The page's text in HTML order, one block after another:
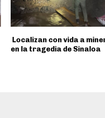
Localizan con vida a
en la tragedia de Sinaloa